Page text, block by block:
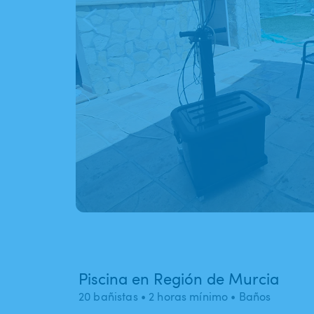
Piscina en Región de Murcia
20 bañistas • 2 horas mínimo • Baños